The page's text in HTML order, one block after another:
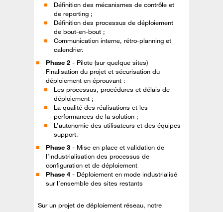
Définition des mécanismes de contrôle et
de reporting ;
Définition des processus de déploiement
de bout-en-bout ;
Communication interne, rétro-planning et
calendrier.
Phase 2 - Pilote (sur quelque sites)
Finalisation du projet et sécurisation du
déploiement en éprouvant :
Les processus, procédures et délais de
déploiement ;
La qualité des réalisations et les
performances de la solution ;
L’autonomie des utilisateurs et des équipes
support.
Phase 3 - Mise en place et validation de
l’industrialisation des processus de
configuration et de déploiement
Phase 4 - Déploiement en mode industrialisé
sur l’ensemble des sites restants
Sur un projet de déploiement réseau, notre